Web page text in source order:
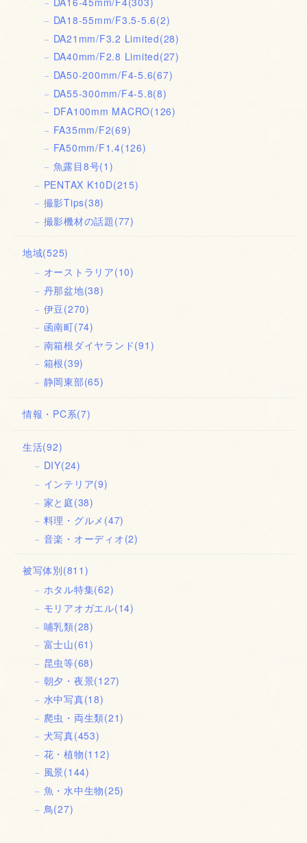
DA18-55mm/F3.5-5.6(2)
DA21mm/F3.2 Limited(28)
DA40mm/F2.8 Limited(27)
DA50-200mm/F4-5.6(67)
DA55-300mm/F4-5.8(8)
DFA100mm MACRO(126)
FA35mm/F2(69)
FA50mm/F1.4(126)
魚露目8号(1)
PENTAX K10D(215)
撮影Tips(38)
撮影機材の話題 (77)
地域(525)
オーストラリア(10)
丹那盆地(38)
伊豆(270)
函南町(74)
南箱根ダイヤランド(91)
箱根(39)
静岡東部(65)
情報・PC系(7)
生活(92)
DIY(24)
インテリア(9)
家と庭(38)
料理・グルメ (47)
音楽・オーディオ(2)
被写体別(811)
ホタル特集(62)
モリアオガエル(14)
哺乳類(28)
富士山(61)
昆虫等(68)
朝夕・夜景(127)
水中写真(18)
爬虫・両生類(21)
犬写真(453)
花・植物(112)
風景(144)
魚・水中生物(25)
鳥(27)